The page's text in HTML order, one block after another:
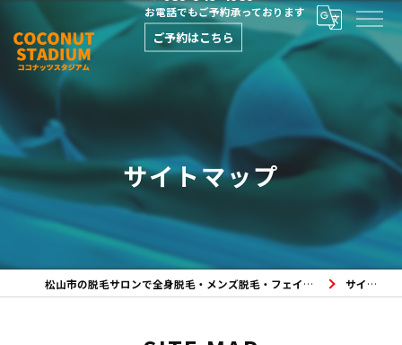
お電話でもご予約承っております
ご予約はこちら
サイトマップ
松山市の脱毛サロンで全身脱毛・メンズ脱毛・フェイシャルエステならココナッツスタジアムへ サイトマップ